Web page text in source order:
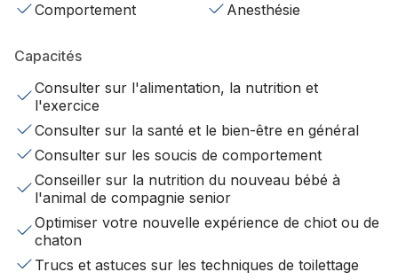
Comportement
Anesthésie
Capacités
Consulter sur l'alimentation, la nutrition et
l'exercice
Consulter sur la santé et le bien-être en général
Consulter sur les soucis de comportement
Conseiller sur la nutrition du nouveau bébé à
l'animal de compagnie senior
Optimiser votre nouvelle expérience de chiot ou de
chaton
Trucs et astuces sur les techniques de toilettage